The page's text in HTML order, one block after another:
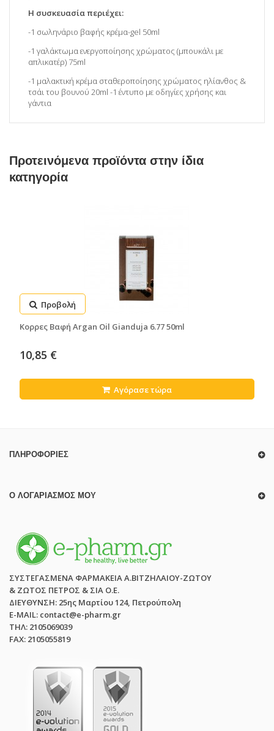
Η συσκευασία περιέχει:
-1 σωληνάριο βαφής κρέμα-gel 50ml
-1 γαλάκτωμα ενεργοποίησης χρώματος (μπουκάλι με
απλικατέρ) 75ml
-1 μαλακτική κρέμα σταθεροποίησης χρώματος ηλίανθος &
τσάι του βουνού 20ml -1 έντυπο με οδηγίες χρήσης και
γάντια
Προτεινόμενα προϊόντα στην ίδια
κατηγορία
Προβολή
Κορρες Βαφή Argan Oil Gianduja 6.77 50ml
10,85 €
Αγόρασε τώρα
ΠΛΗΡΟΦΟΡΊΕΣ
Ο ΛΟΓΑΡΙΑΣΜΌΣ ΜΟΥ
ΣΥΣΤΕΓΑΣΜΕΝΑ ΦΑΡΜΑΚΕΙΑ Α.ΒΙΤΖΗΛΑΙΟΥ-ΖΩΤΟΥ
& ΖΩΤΟΣ ΠΕΤΡΟΣ & ΣΙΑ Ο.Ε.
ΔΙΕΥΘΥΝΣΗ: 25ης Μαρτίου 124, Πετρούπολη
E-MAIL: contact@e-pharm.gr
ΤΗΛ: 2105069039
FAX: 2105055819